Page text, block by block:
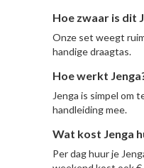
Hoe zwaar is dit
Onze set weegt
handige draagtas.
Hoe werkt
Jenga is simpel om
handleiding mee.
Wat kost Jenga
Per dag huur je